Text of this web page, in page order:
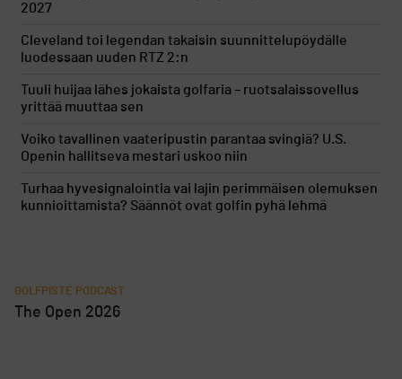
2027
Cleveland toi legendan takaisin suunnittelupöydälle
luodessaan uuden RTZ 2:n
Tuuli huijaa lähes jokaista golfaria – ruotsalaissovellus
yrittää muuttaa sen
Voiko tavallinen vaateripustin parantaa svingiä? U.S.
Openin hallitseva mestari uskoo niin
Turhaa hyvesignalointia vai lajin perimmäisen olemuksen
kunnioittamista? Säännöt ovat golfin pyhä lehmä
GOLFPISTE PODCAST
The Open 2026